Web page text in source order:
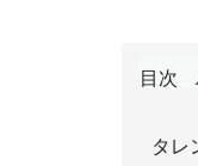
目次
タレ